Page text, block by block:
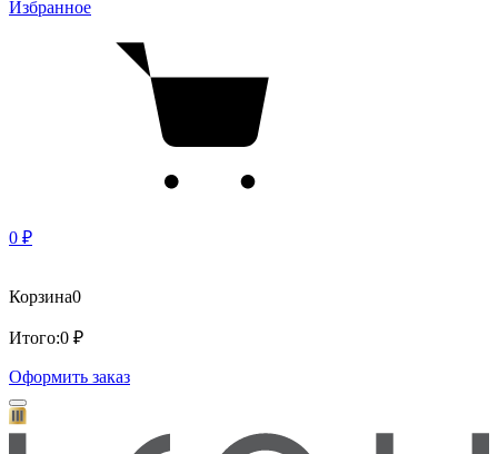
Избранное
0 ₽
Корзина0
Итого:0 ₽
Оформить заказ